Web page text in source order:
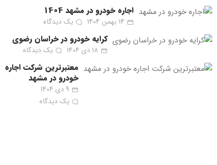
اجاره خودرو در مشهد 1404
14 بهمن 1404 یک دیدگاه
کرایه خودرو در خراسان رضوی
18 دی 1404 یک دیدگاه
معتبرترین شرکت اجاره
خودرو در مشهد
9 دی 1404
یک دیدگاه